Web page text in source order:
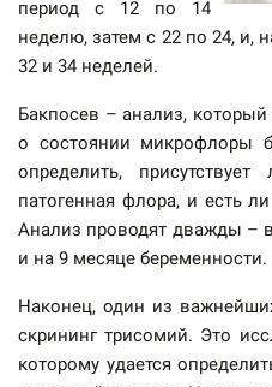
период с 12 по 14
неделю, затем с 22 по 24, и,
32 и 34 неделей.
Бакпосев – анализ,
о состоянии микрофлоры
определить,
патогенная флора, и есть
Анализ проводят дважды –
и на 9 месяце беременности.
Наконец, один из
скрининг трисомий. Это
которому удается